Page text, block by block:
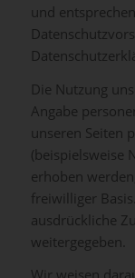
und
Die Nutzung
Angabe
unseren Seiten
(beispielsweise
erhoben
freiwilliger
ausdrückliche
weitergegeben.